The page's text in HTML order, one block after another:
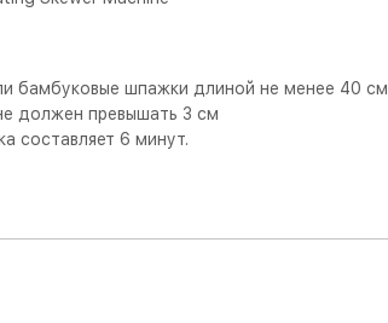
бамбуковые шпажки длиной не менее 40 см
должен превышать 3 см
составляет 6 минут.